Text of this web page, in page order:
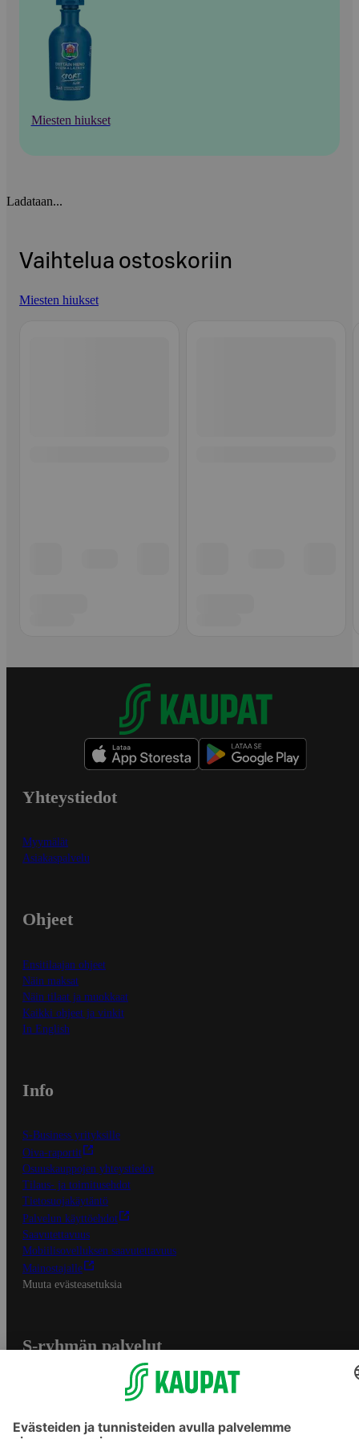
Miesten hiukset
Ladataan...
Vaihtelua ostoskoriin
Miesten hiukset
Yhteystiedot
Myymälät
Asiakaspalvelu
Ohjeet
Ensitilaajan ohjeet
Näin maksat
Näin tilaat ja muokkaat
Kaikki ohjeet ja vinkit
In English
Info
S-Business yrityksille
Oiva-raportit
Osuuskauppojen yhteystiedot
Tilaus- ja toimitusehdot
Tietosuojakäytäntö
Palvelun käyttöehdot
Saavutettavuus
Mobiilisovelluksen saavutettavuus
Mainostajalle
Muuta evästeasetuksia
S-ryhmän palvelut
Yhteishyvä Ruoka -sovellus